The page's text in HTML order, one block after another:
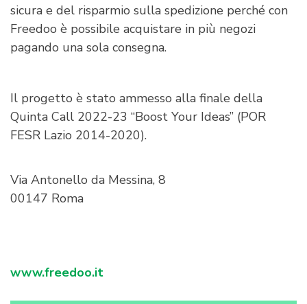
sicura e del risparmio sulla spedizione perché con
Freedoo è possibile acquistare in più negozi
pagando una sola consegna.
Il progetto è stato ammesso alla finale della
Quinta Call 2022-23 “Boost Your Ideas” (POR
FESR Lazio 2014-2020).
Via Antonello da Messina, 8
00147 Roma
www.freedoo.it